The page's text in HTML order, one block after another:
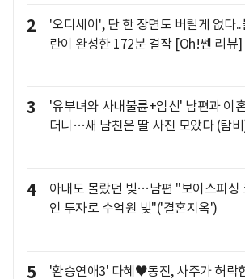
2
'오디세이', 단 한 장면도 버릴게 없다..
란이 완성한 172분 걸작 [Oh!쎈 리뷰]
3
'유부녀와 사내불륜+임신' 남편과 이
더니…새 남친은 딸 사진 모았다 (탐
4
아내도 몰랐던 빚…남편 "보이스피싱
인 투자로 수억원 빚"('결혼지옥')
5
'환승연애3' 다혜♥동진, 사주가 허락